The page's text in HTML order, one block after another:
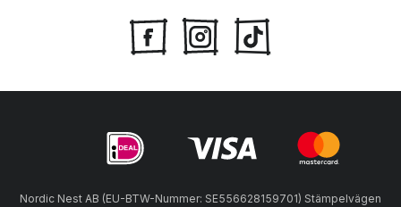
Nordic Nest AB (EU-BTW-Nummer: SE556628159701) Stämpelvägen